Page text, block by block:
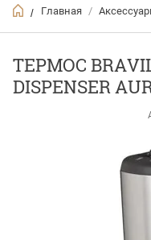
/ Главная /
ТЕРМОС
DISPENSER